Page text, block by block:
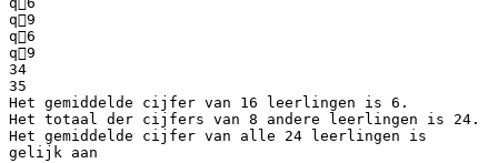
q9
q6
q9
34
35
Het gemiddelde cijfer van 16 leerlingen is 6.
Het totaal der cijfers van 8 andere leerlingen is 24.
Het gemiddelde cijfer van alle 24 leerlingen is
gelijk aan